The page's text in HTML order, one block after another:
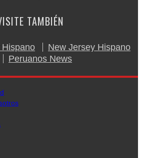
TAMBIÉN
New Jersey Hispano
Peruanos News